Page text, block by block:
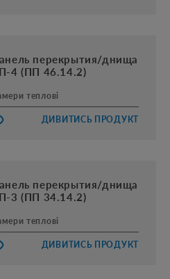
перекрытия/днища
4 (ПП 46.14.2)
теплові
ДИВИТИСЬ ПРОДУКТ
перекрытия/днища
3 (ПП 34.14.2)
теплові
ДИВИТИСЬ ПРОДУКТ